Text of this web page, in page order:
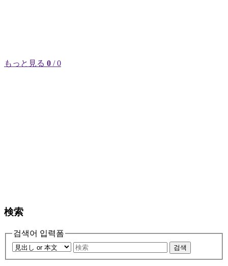
もっと見る 0 / 0
検索
검색어 입력폼
검색